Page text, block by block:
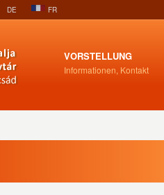
DE FR
VORSTELLUNG
Informationen, Kontakt